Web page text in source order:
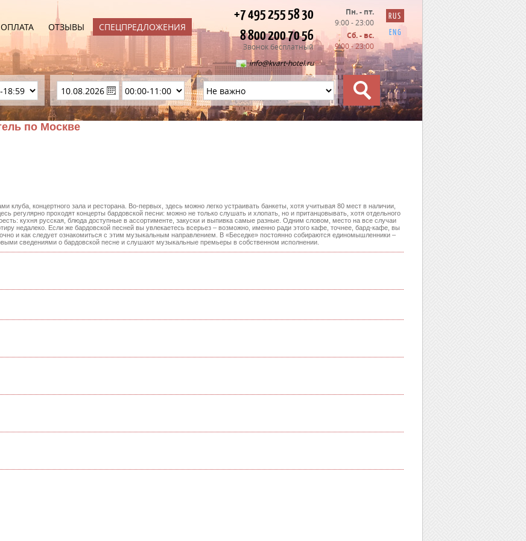
ОПЛАТА ОТЗЫВЫ СПЕЦПРЕДЛОЖЕНИЯ
+7 495 255 58 30
8 800 200 70 56
Звонок бесплатный
info@kvart-hotel.ru
Пн. - пт.
9:00 - 23:00
Сб. - вс.
9:00 - 23:00
RUS
ENG
по Москве
клуба, концертного зала и ресторана. Во-первых, здесь можно легко устраивать банкеты, хотя учитывая 80 мест в наличии,
регулярно проходят концерты бардовской песни: можно не только слушать и хлопать, но и пританцовывать, хотя отдельного
кухня русская, блюда доступные в ассортименте, закуски и выпивка самые разные. Одним словом, место на все случаи
недалеко. Если же бардовской песней вы увлекаетесь всерьез – возможно, именно ради этого кафе, точнее, бард-кафе, вы
и как следует ознакомиться с этим музыкальным направлением. В «Беседке» постоянно собираются единомышленники –
сведениями о бардовской песне и слушают музыкальные премьеры в собственном исполнении.